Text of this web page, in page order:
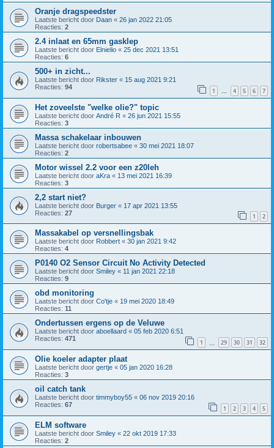
Oranje dragspeedster
Laatste bericht door Daan « 26 jan 2022 21:05
Reacties: 2
2.4 inlaat en 65mm gasklep
Laatste bericht door Elnielio « 25 dec 2021 13:51
Reacties: 6
500+ in zicht...
Laatste bericht door Rikster « 15 aug 2021 9:21
Reacties: 94 1 … 4 5 6 7
Het zoveelste "welke olie?" topic
Laatste bericht door André R « 26 jun 2021 15:55
Reacties: 3
Massa schakelaar inbouwen
Laatste bericht door robertsabee « 30 mei 2021 18:07
Reacties: 2
Motor wissel 2.2 voor een z20leh
Laatste bericht door aKra « 13 mei 2021 16:39
Reacties: 3
2,2 start niet?
Laatste bericht door Burger « 17 apr 2021 13:55
Reacties: 27 1 2
Massakabel op versnellingsbak
Laatste bericht door Robbert « 30 jan 2021 9:42
Reacties: 4
P0140 O2 Sensor Circuit No Activity Detected
Laatste bericht door Smiley « 11 jan 2021 22:18
Reacties: 9
obd monitoring
Laatste bericht door Co'tje « 19 mei 2020 18:49
Reacties: 11
Ondertussen ergens op de Veluwe
Laatste bericht door aboellaard « 05 feb 2020 6:51
Reacties: 471 1 29 30 31 32
Olie koeler adapter plaat
Laatste bericht door gertje « 05 jan 2020 16:28
Reacties: 3
oil catch tank
Laatste bericht door timmyboy55 « 06 nov 2019 20:16
Reacties: 67 1 2 3 4 5
ELM software
Laatste bericht door Smiley « 22 okt 2019 17:33
Reacties: 2